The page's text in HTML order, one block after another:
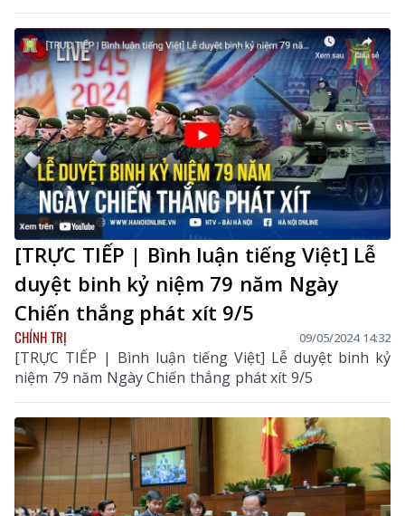
[TRỰC TIẾP | Bình luận tiếng Việt] Lễ
duyệt binh kỷ niệm 79 năm Ngày
Chiến thắng phát xít 9/5
CHÍNH TRỊ 09/05/2024 14:32
[TRỰC TIẾP | Bình luận tiếng Việt] Lễ duyệt binh kỷ
niệm 79 năm Ngày Chiến thắng phát xít 9/5